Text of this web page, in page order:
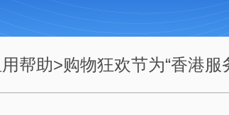
帮助>购物狂欢节为“香港服